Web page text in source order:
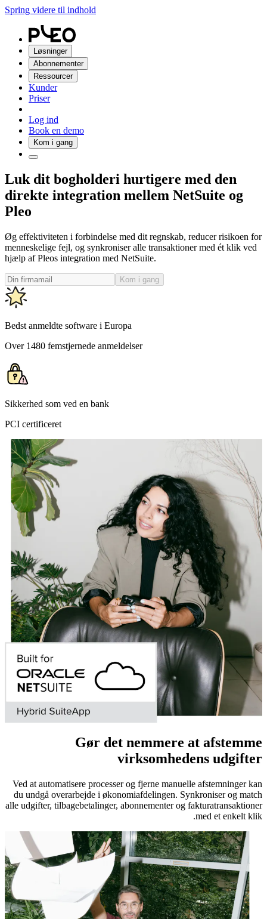
Spring videre til indhold
Løsninger
Abonnementer
Ressourcer
Kunder
Priser
Log ind
Book en demo
Kom i gang
Luk dit bogholderi hurtigere med den
direkte integration mellem NetSuite og
Pleo
Øg effektiviteten i forbindelse med dit regnskab, reducer risikoen for
menneskelige fejl, og synkroniser alle transaktioner med ét klik ved
hjælp af Pleos integration med NetSuite.
Kom i gang
Bedst anmeldte software i Europa
Over 1480 femstjernede anmeldelser
Sikkerhed som ved en bank
PCI certificeret
Gør det nemmere at afstemme
virksomhedens udgifter
Ved at automatisere processer og fjerne manuelle afstemninger kan
du undgå overarbejde i økonomiafdelingen. Synkroniser og match
alle udgifter, tilbagebetalinger, abonnementer og fakturatransaktioner
med et enkelt klik.